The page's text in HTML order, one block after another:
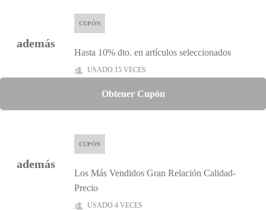
además
CUPÓN
Hasta 10% dto. en artículos seleccionados
USADO 15 VECES
Obtener Cupón
además
CUPÓN
Los Más Vendidos Gran Relación Calidad-
Precio
USADO 4 VECES